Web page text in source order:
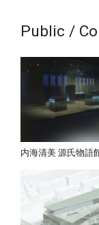
Public /
内海清美 源氏物語